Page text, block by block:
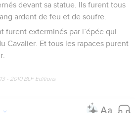
devant sa statue. Ils furent tous
ardent de feu et de soufre.
furent exterminés par l’épée qui
Cavalier. Et tous les rapaces purent
- 2010 BLF Editions